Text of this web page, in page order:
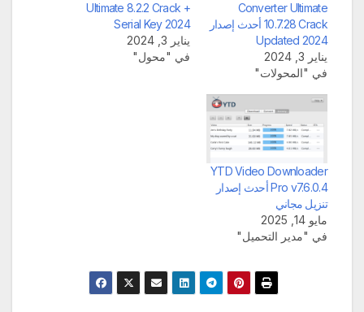
Converter Ultimate
10.7.28 Crack أحدث إصدار
Updated 2024
يناير 3, 2024
في "المحولات"
Ultimate 8.2.2 Crack +
Serial Key 2024
يناير 3, 2024
في "محول"
YTD Video Downloader
Pro v7.6.0.4 أحدث إصدار
تنزيل مجاني
مايو 14, 2025
في "مدير التحميل"